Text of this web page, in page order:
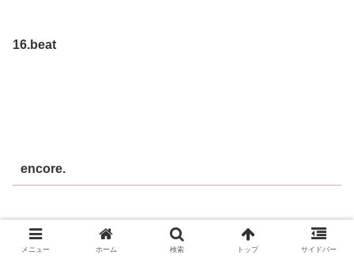
16.beat
encore.
17.自転車
メニュー ホーム 検索 トップ サイドバー